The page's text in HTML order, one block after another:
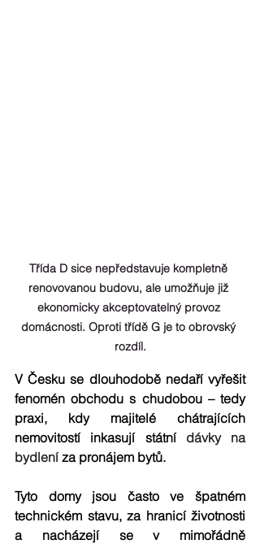
Třída D sice nepředstavuje kompletně
renovovanou budovu, ale umožňuje již
ekonomicky akceptovatelný provoz
domácnosti. Oproti třídě G je to obrovský
rozdíl.
V Česku se dlouhodobě nedaří vyřešit
fenomén obchodu s chudobou – tedy
praxi, kdy majitelé chátrajících
nemovitostí inkasují státní dávky na
bydlení za pronájem bytů.
Tyto domy jsou často ve špatném
technickém stavu, za hranicí životnosti
a nacházejí se v mimořádně